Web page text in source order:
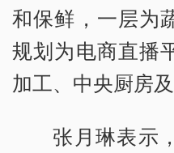
和保鲜，一层为
规划为电商直播
加工、中央厨房
张月琳表示